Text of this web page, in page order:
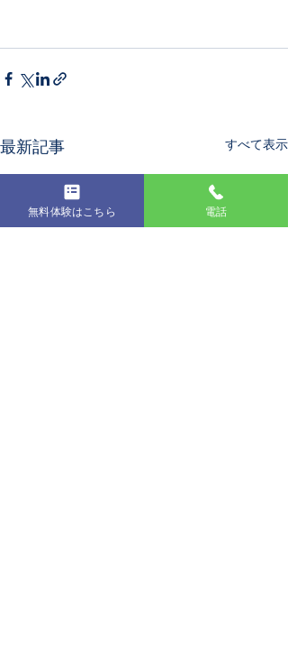
最新記事 すべて表示
無料体験はこちら 電話